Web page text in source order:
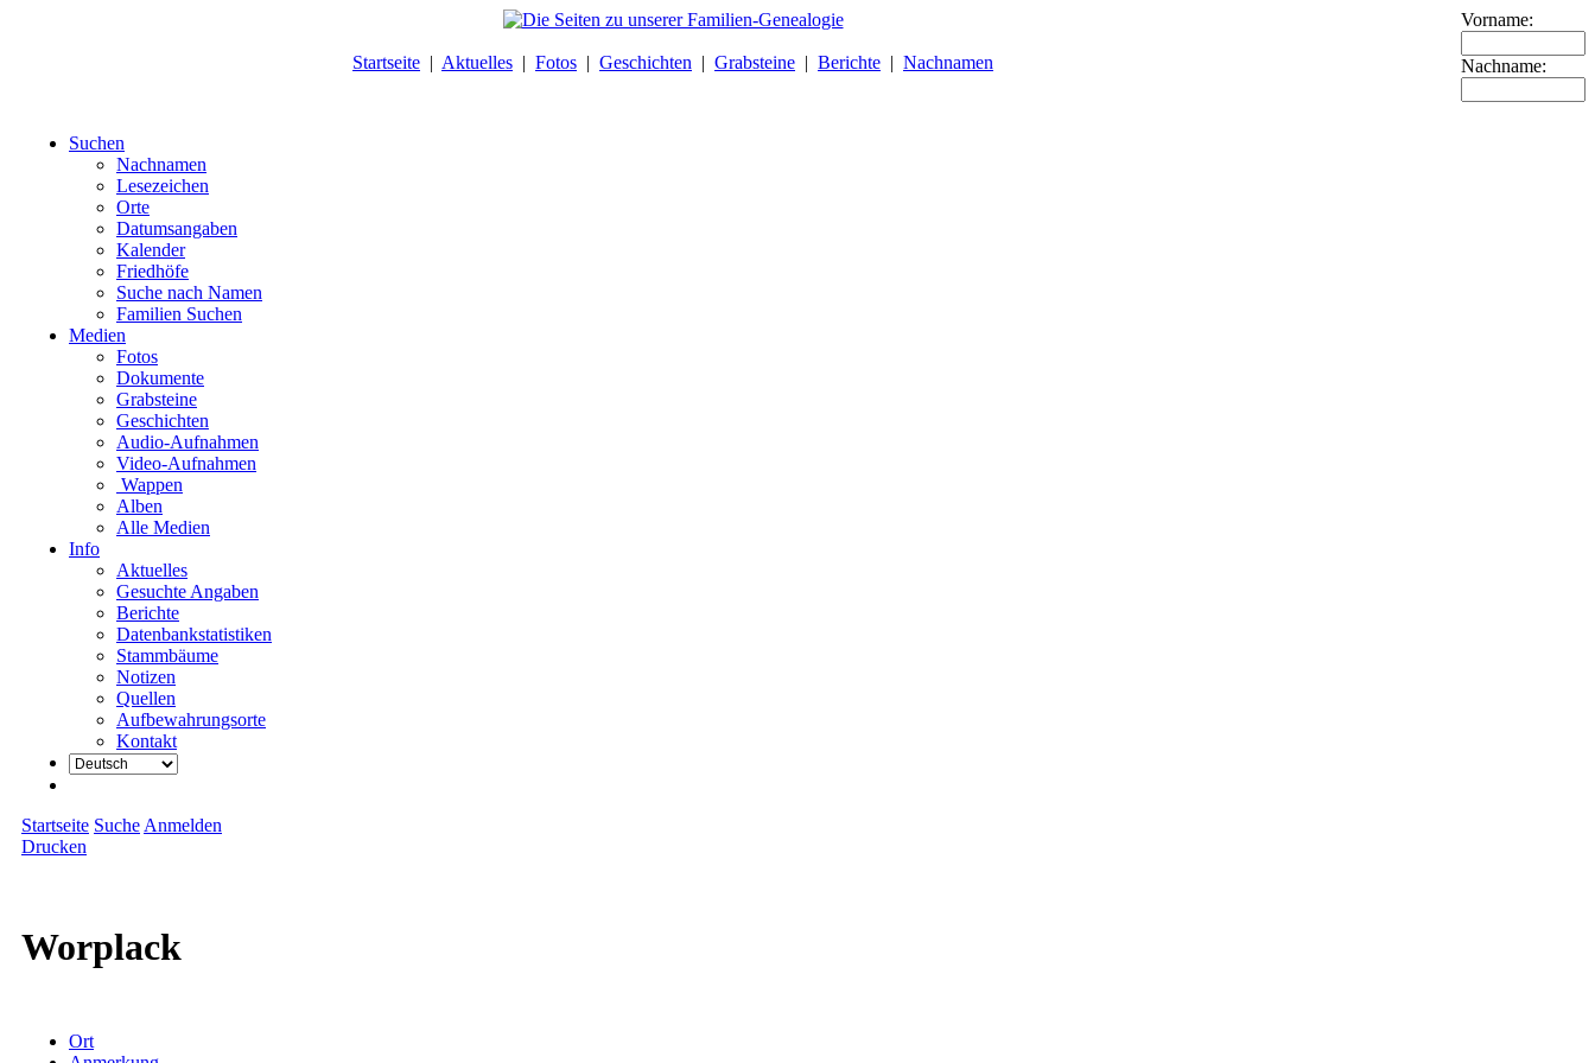
Startseite | Aktuelles | Fotos | Geschichten | Grabsteine | Berichte | Nachnamen
Vorname:
Nachname:
Suchen
Nachnamen
Lesezeichen
Orte
Datumsangaben
Kalender
Friedhöfe
Suche nach Namen
Familien Suchen
Medien
Fotos
Dokumente
Grabsteine
Geschichten
Audio-Aufnahmen
Video-Aufnahmen
Wappen
Alben
Alle Medien
Info
Aktuelles
Gesuchte Angaben
Berichte
Datenbankstatistiken
Stammbäume
Notizen
Quellen
Aufbewahrungsorte
Kontakt
Startseite Suche Anmelden
Drucken
Worplack
Ort